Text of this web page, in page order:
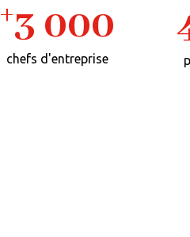
+3 000
chefs d'entreprise